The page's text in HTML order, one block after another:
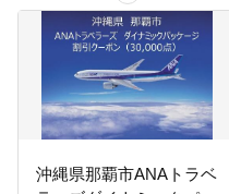
沖縄県那覇市ANAトラベ